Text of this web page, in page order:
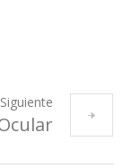
Siguiente